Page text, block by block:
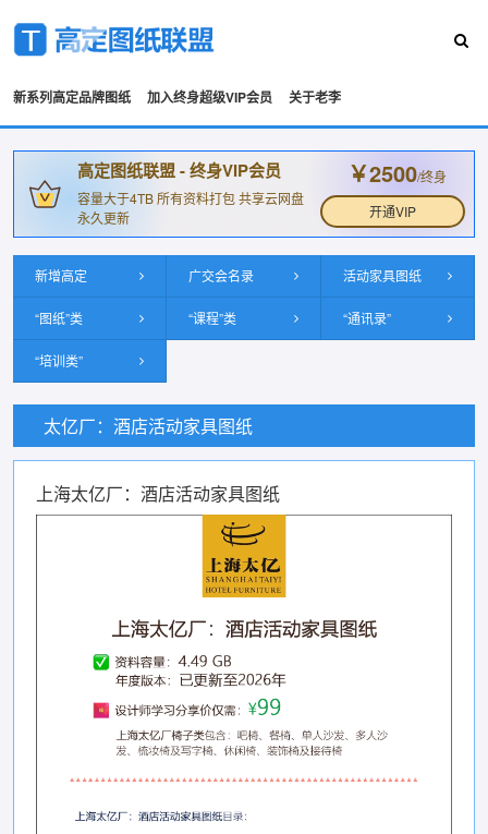
新系列高定品牌图纸 加入终身超级VIP会员 关于老李
高定图纸联盟 - 终身VIP会员
容量大于4TB 所有资料打包 共享云网盘
永久更新
￥2500/终身
开通VIP
新增高定 广交会名录 活动家具图纸
“图纸”类 “课程”类 “通讯录”
“培训类”
太亿厂：酒店活动家具图纸
上海太亿厂：酒店活动家具图纸